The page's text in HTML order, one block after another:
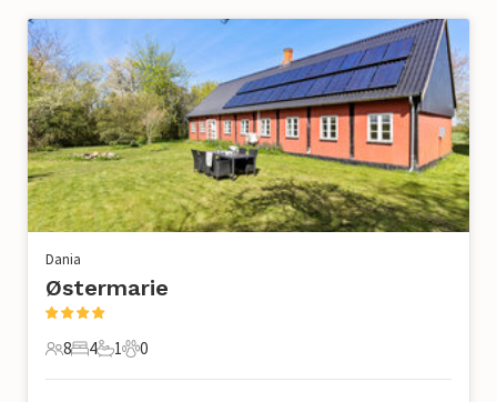
Dania
Østermarie
8 Goście
8
4 Sypialnie
4
1 Łazienka
1
0 Zwierzęta domowe
0